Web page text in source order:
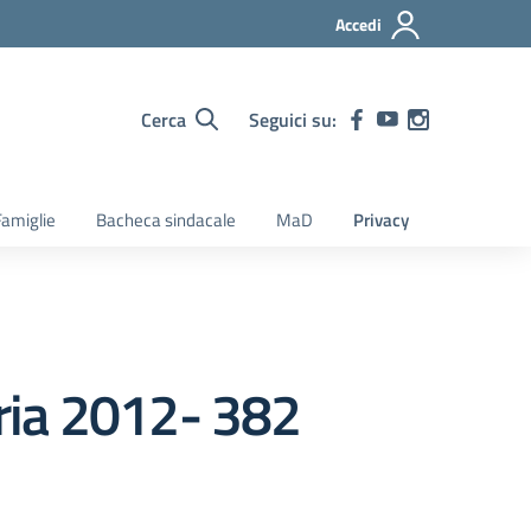
Accedi
Cerca Seguici su:
Bacheca sindacale MaD Privacy
2012- 382